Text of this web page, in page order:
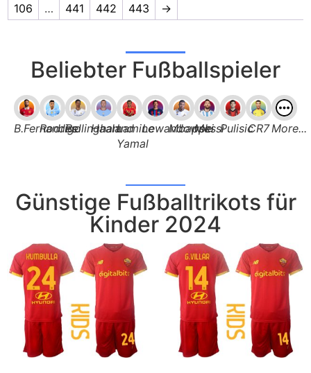
106
… 441 442 443 →
Beliebter Fußballspieler
B.Fernandes
RodrigoBellingham
HaalandLamine
Yamal
Lewandowski
Mbappe
MessiPulisicCR7 More...
Günstige Fußballtrikots für
Kinder 2024